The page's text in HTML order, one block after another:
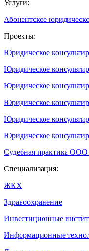
Услуги:
Абонентское
Проекты:
Юридическое
Юридическое
Юридическое
Юридическое
Юридическое
Юридическое
Судебная практика
Специализация:
ЖКХ
Здравоохранение
Инвестиционные
Информационные